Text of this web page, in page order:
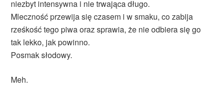
niezbyt intensywna i nie trwająca długo.
Mleczność przewija się czasem i w smaku, co zabija
rześkość tego piwa oraz sprawia, że nie odbiera się go
tak lekko, jak powinno.
Posmak słodowy.
Meh.